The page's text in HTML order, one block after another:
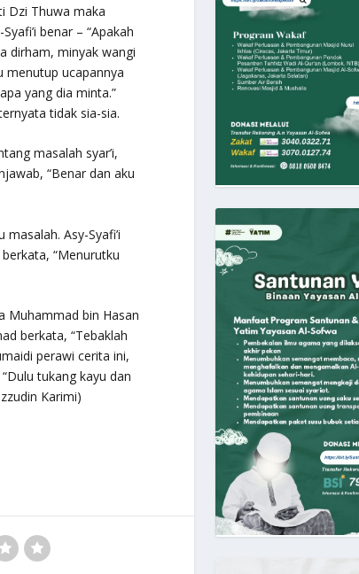
Dzi Thuwa maka
benar – “Apakah
dirham, minyak wangi
menutup ucapannya
yang dia minta.”
tidak sia-sia.
masalah syar’i,
“Benar dan aku
Asy-Syafi’i
“Menurutku
Muhammad bin Hasan
berkata, “Tebaklah
perawi cerita ini,
tukang kayu dan
Karimi)